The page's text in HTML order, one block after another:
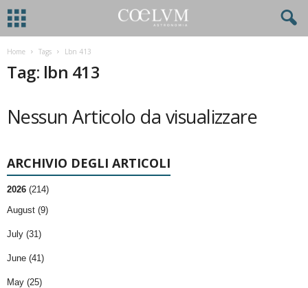
Home Tags Lbn 413
Tag: lbn 413
Nessun Articolo da visualizzare
ARCHIVIO DEGLI ARTICOLI
2026 (214)
August (9)
July (31)
June (41)
May (25)